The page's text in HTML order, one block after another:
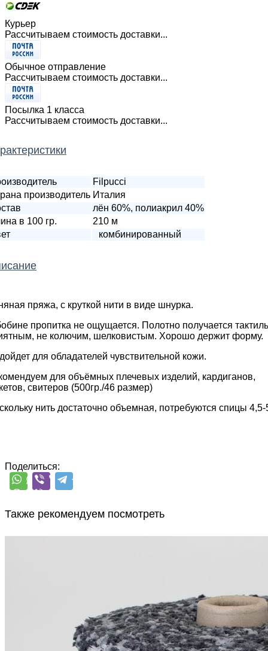
Курьер
Рассчитываем стоимость доставки...
Обычное отправление
Рассчитываем стоимость доставки...
Посылка 1 класса
Рассчитываем стоимость доставки...
Filpucci
производитель Италия
лён 60%, полиакрил 40%
в 100 гр.
210 м
комбинированный
пряжа, с круткой нити в виде шнурка.
пропитка не ощущается. Полотно получается
не колючим, шелковистым. Хорошо держит форму.
для обладателей чувствительной кожи.
для объёмных плечевых изделий, кардиганов,
свитеров (500гр./46 размер)
нить достаточно объемная, потребуются спицы 4,5-
Поделиться:
Также рекомендуем посмотреть
серый с белым
550₽
за 100 г